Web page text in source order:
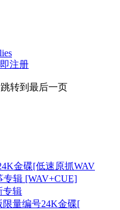
注册
转到最后一页
金碟[低速原抓WAV
专辑 [WAV+CUE]
专辑
限量编号24K金碟[